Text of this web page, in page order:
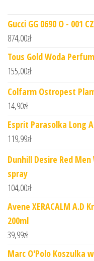
Gucci GG 0690 O - 001
874,00zł
Tous Gold Woda
155,00zł
Colfarm Ostropest
14,90zł
Esprit Parasolka Long
119,99zł
Dunhill Desire Red
spray
104,00zł
Avene XERACALM A.D
200ml
39,99zł
Marc O'Polo Koszulka